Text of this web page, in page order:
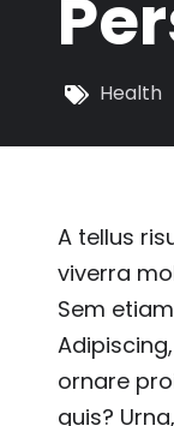
Health
A tellus
viverra
Sem
ornare
quis?